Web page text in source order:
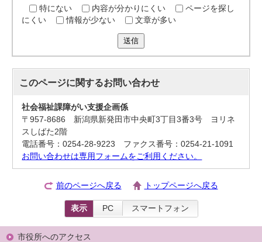
特にない
内容が分かりにくい
ページを探し
にくい
情報が少ない 文章が多い
送信
このページに関するお問い合わせ
社会福祉課障がい支援企画係
〒957-8686 新潟県新発田市中央町3丁目3番3号 ヨリネ
スしばた2階
電話番号：0254-28-9223 ファクス番号：0254-21-1091
お問い合わせは専用フォームをご利用ください。
前のページへ戻る トップページへ戻る
表示 PC スマートフォン
市役所へのアクセス